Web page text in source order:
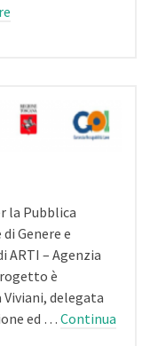
la Pubblica
Genere e
ARTI – Agenzia
è
delegata
ed … Continua